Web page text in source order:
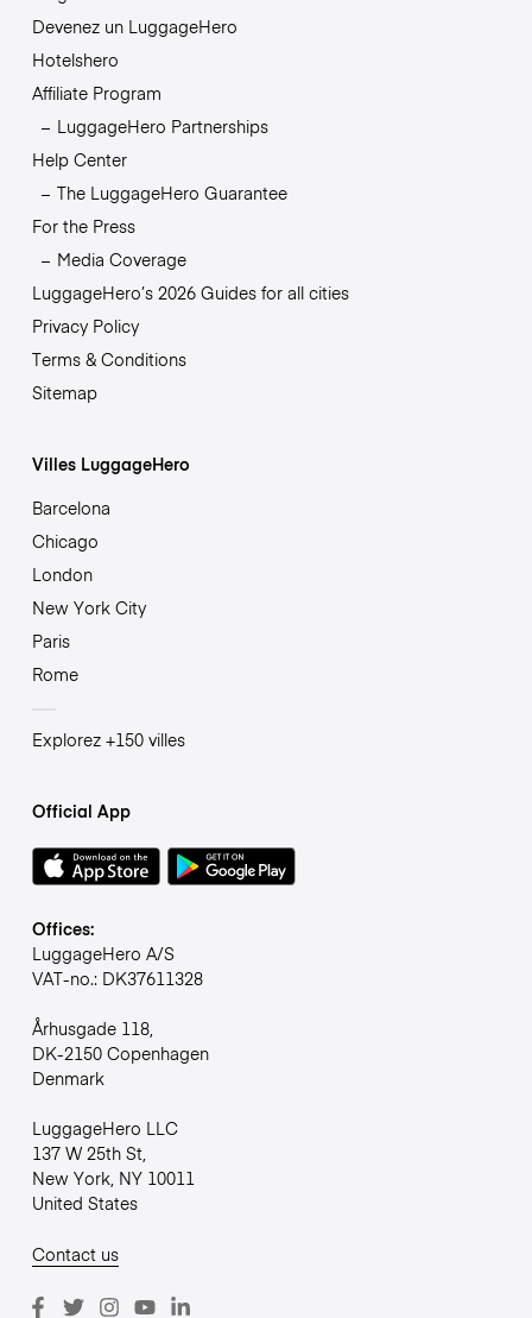
Devenez un LuggageHero
Hotelshero
Affiliate Program
LuggageHero Partnerships
Help Center
The LuggageHero Guarantee
For the Press
Media Coverage
LuggageHero’s 2026 Guides for all cities
Privacy Policy
Terms & Conditions
Sitemap
Villes LuggageHero
Barcelona
Chicago
London
New York City
Paris
Rome
Explorez +150 villes
Official App
Offices:
LuggageHero A/S
VAT-no.: DK37611328
Århusgade 118,
DK-2150 Copenhagen
Denmark
LuggageHero LLC
137 W 25th St,
New York, NY 10011
United States
Contact us